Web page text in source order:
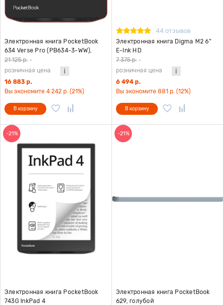
Электронная книга PocketBook
634 Verse Pro (PB634-3-WW),
красный
21 125 р. -
розничная цена
16 883 р.
Вы экономите 4 242 р. (21%)
В корзину
44 отзывов
Электронная книга Digma M2 6"
E-Ink HD
7 375 р. -
розничная цена
6 494 р.
Вы экономите 881 р. (12%)
В корзину
-21%
Электронная книга PocketBook
743G InkPad 4
-21%
Электронная книга PocketBook
629, голубой